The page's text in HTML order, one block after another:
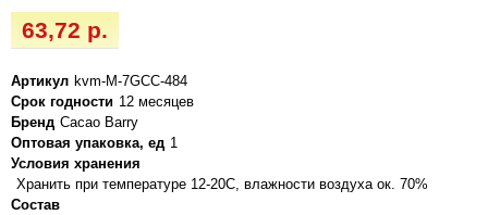
63,72 р.
Артикул kvm-M-7GCC-484
Срок годности 12 месяцев
Бренд Cacao Barry
Оптовая упаковка, ед 1
Условия хранения
Хранить при температуре 12-20С, влажности воздуха ок. 70%
Состав